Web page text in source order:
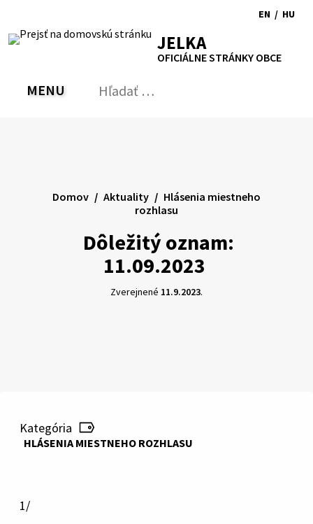
obsah
RSS MapaTlačiť
Zvýšiť
kontrast
písmapísma
EN
to
/ HU
JELKA
OFICIÁLNE STRÁNKY OBCE
PREPNÚŤ
MENU Hľadať:
Dôležitý oznam:
11.09.2023
Domov Aktuality
Hlásenia miestneho
rozhlasu
Zverejnené 11.9.2023.
Kategória
HLÁSENIA MIESTNEHO ROZHLASU
1/